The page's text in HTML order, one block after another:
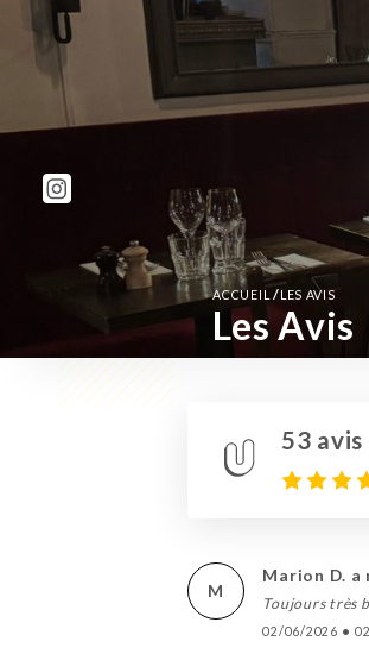
ACCUEIL/ LES AVIS
Les Avis
53
M
Marion D. a
Toujours très
02/06/2026 •